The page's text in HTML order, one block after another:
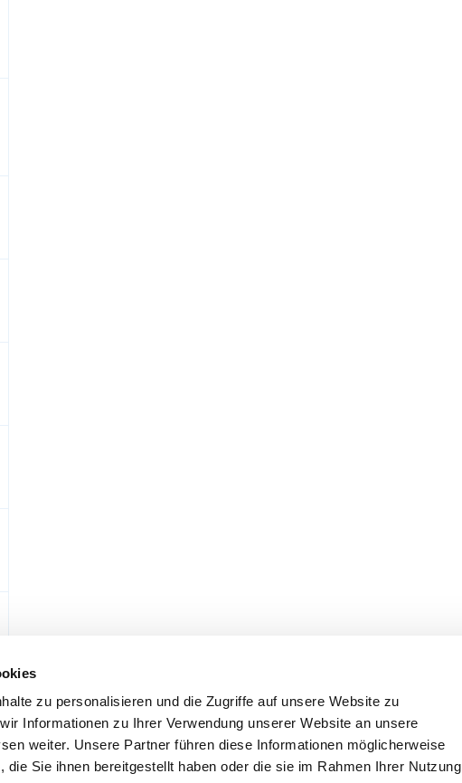
zu personalisieren und die Zugriffe auf unsere Website zu
Informationen zu Ihrer Verwendung unserer Website an unsere
weiter. Unsere Partner führen diese Informationen möglicherweise
die Sie ihnen bereitgestellt haben oder die sie im Rahmen Ihrer Nutzung